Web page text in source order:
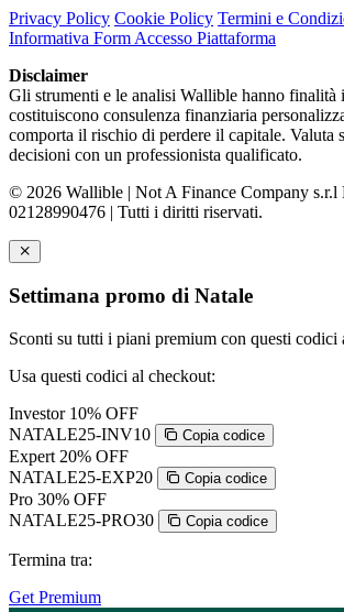
Privacy Policy Cookie Policy Termini e
Informativa Form Accesso Piattaforma
Disclaimer
Gli strumenti e le analisi Wallible hanno finalità
costituiscono consulenza finanziaria
comporta il rischio di perdere il capitale. Valuta
decisioni con un professionista qualificato.
© 2026 Wallible | Not A Finance Company s.r.l
02128990476 | Tutti i diritti riservati.
Settimana promo di Natale
Sconti su tutti i piani premium con questi codici
Usa questi codici al checkout:
Investor 10% OFF
NATALE25-INV10
Copia codice
Expert 20% OFF
NATALE25-EXP20
Copia codice
Pro 30% OFF
NATALE25-PRO30
Copia codice
Termina tra:
Get Premium